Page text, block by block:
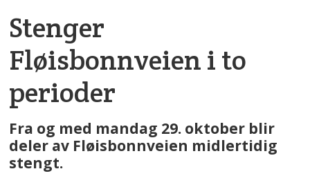
Stenger
Fløisbonnveien i to
perioder
Fra og med mandag 29. oktober blir
deler av Fløisbonnveien midlertidig
stengt.